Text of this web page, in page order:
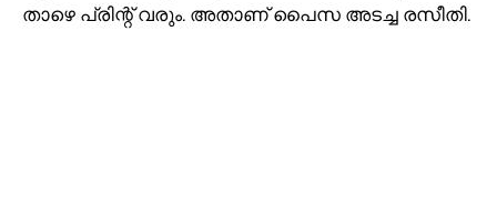
താഴെ പ്രിന്റ് വരും. അതാണ് പൈസ അടച്ച രസീതി.